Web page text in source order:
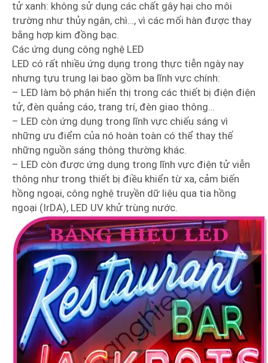
tử xanh: không sử dụng các chất gây hại cho môi
trường như thủy ngân, chì…, vì các mối hàn được thay
bằng hợp kim đồng bạc.
Các ứng dụng công nghệ LED
LED có rất nhiều ứng dụng trong thực tiễn ngày nay
nhưng tựu trung lại bao gồm ba lĩnh vực chính:
– LED làm bộ phận hiển thị trong các thiết bị điện điện
tử, đèn quảng cáo, trang trí, đèn giao thông…
– LED còn ứng dụng trong lĩnh vực chiếu sáng vì
những ưu điểm của nó hoàn toàn có thể thay thế
những nguồn sáng thông thường khác.
– LED còn được ứng dụng trong lĩnh vực điện tử viễn
thông như trong thiết bị điều khiển từ xa, cảm biến
hồng ngoại, công nghệ truyền dữ liệu qua tia hồng
ngoại (IrDA), LED UV khử trùng nước.